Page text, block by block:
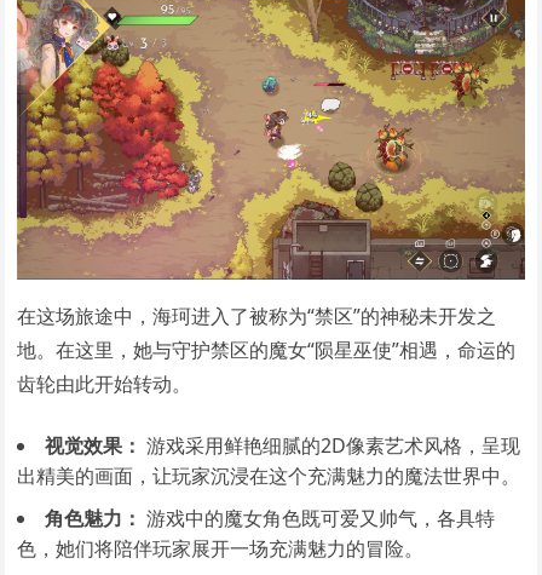
在这场旅途中，海珂进入了被称为“禁区”的神秘未开发之
地。在这里，她与守护禁区的魔女“陨星巫使”相遇，命运的
齿轮由此开始转动。
视觉效果： 游戏采用鲜艳细腻的2D像素艺术风格，呈现
出精美的画面，让玩家沉浸在这个充满魅力的魔法世界中。
角色魅力： 游戏中的魔女角色既可爱又帅气，各具特
色，她们将陪伴玩家展开一场充满魅力的冒险。